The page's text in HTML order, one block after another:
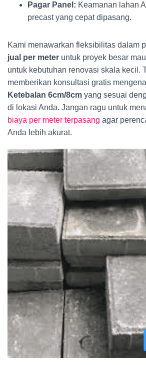
Pagar Panel: Keamanan lahan
precast yang cepat dipasang.
Kami menawarkan fleksibilitas dalam
jual per meter untuk proyek besar
untuk kebutuhan renovasi skala kecil.
memberikan konsultasi gratis
Ketebalan 6cm/8cm yang sesuai
di lokasi Anda. Jangan ragu untuk
biaya per meter terpasang agar
Anda lebih akurat.